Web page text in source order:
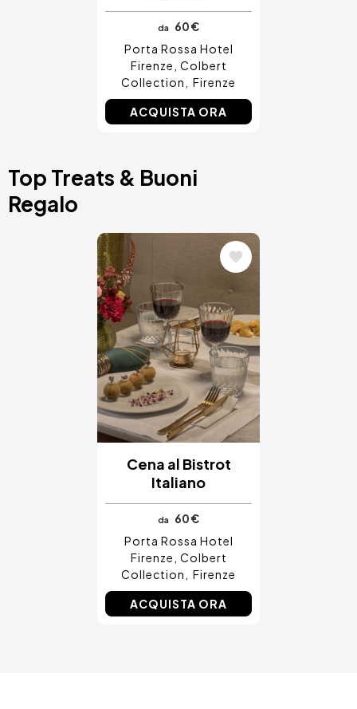
da
60 €
Porta Rossa Hotel
Firenze, Colbert
Collection
Firenze
ACQUISTA ORA
Top Treats & Buoni
Regalo
Immagine
Cena al Bistrot
Italiano
da
60 €
Porta Rossa Hotel
Firenze, Colbert
Collection
Firenze
ACQUISTA ORA